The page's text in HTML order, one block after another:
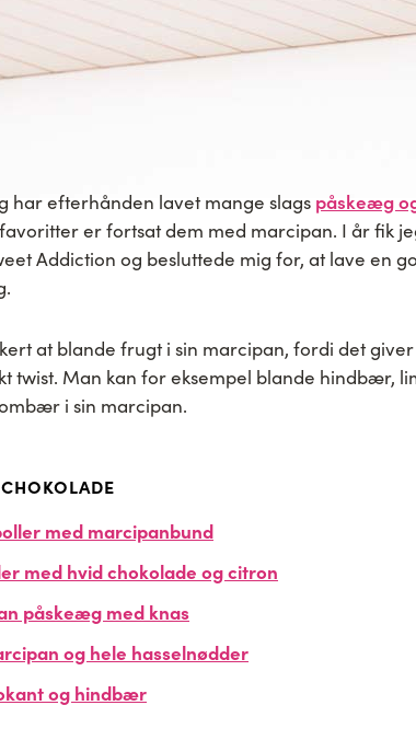
har efterhånden lavet mange slags påskeæg
er fortsat dem med marcipan. I år fik
Addiction og besluttede mig for, at lave en
at blande frugt i sin marcipan, fordi det
twist. Man kan for eksempel blande hindbær,
i sin marcipan.
med marcipanbund
med hvid chokolade og citron
påskeæg med knas
og hele hasselnødder
og hindbær